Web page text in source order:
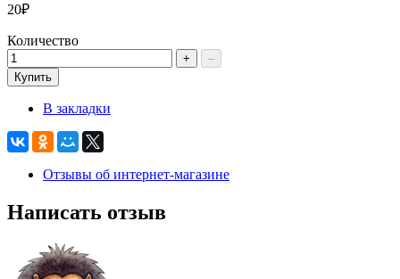
20₽
Количество
+
–
Купить
В закладки
Отзывы об интернет-магазине
Написать отзыв